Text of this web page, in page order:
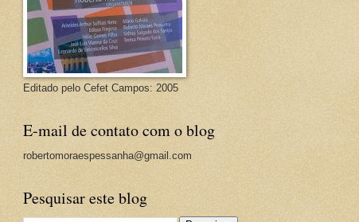
Editado pelo Cefet Campos: 2005
E-mail de contato com o blog
robertomoraespessanha@gmail.com
Pesquisar este blog